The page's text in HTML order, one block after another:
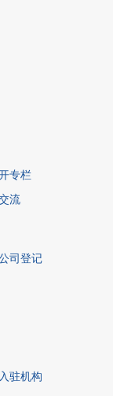
专栏
流
司登记
入驻机构